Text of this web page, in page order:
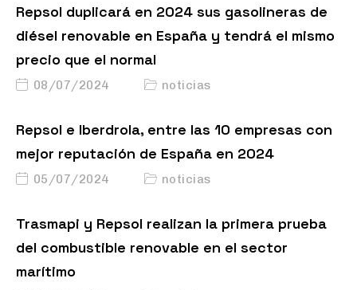
Repsol duplicará en 2024 sus gasolineras de
diésel renovable en España y tendrá el mismo
precio que el normal
08/07/2024 noticias
Repsol e Iberdrola, entre las 10 empresas con
mejor reputación de España en 2024
05/07/2024 noticias
Trasmapi y Repsol realizan la primera prueba
del combustible renovable en el sector
marítimo